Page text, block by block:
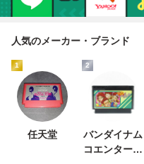
人気のメーカー・ブランド
1
任天堂
2
バンダイナム
コエンターテ